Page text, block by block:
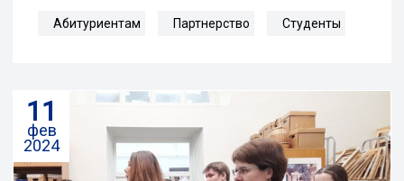
Абитуриентам Партнерство Студенты
11
фев
2024